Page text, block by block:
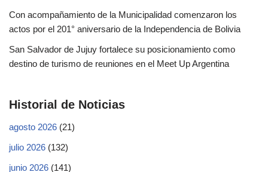
Con acompañamiento de la Municipalidad comenzaron los
actos por el 201° aniversario de la Independencia de Bolivia
San Salvador de Jujuy fortalece su posicionamiento como
destino de turismo de reuniones en el Meet Up Argentina
Historial de Noticias
agosto 2026 (21)
julio 2026 (132)
junio 2026 (141)